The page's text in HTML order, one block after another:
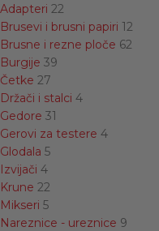
Adapteri 22
Brusevi i brusni papiri 12
Brusne i rezne ploče 62
Burgije 39
Četke 27
Držači i stalci 4
Gedore 31
Gerovi za testere 4
Glodala 5
Izvijači 4
Krune 22
Mikseri 5
Nareznice - ureznice 9